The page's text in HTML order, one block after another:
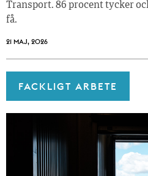
Transport. 86 procent tycker
få.
21 MAJ, 2026
FACKLIGT ARBETE